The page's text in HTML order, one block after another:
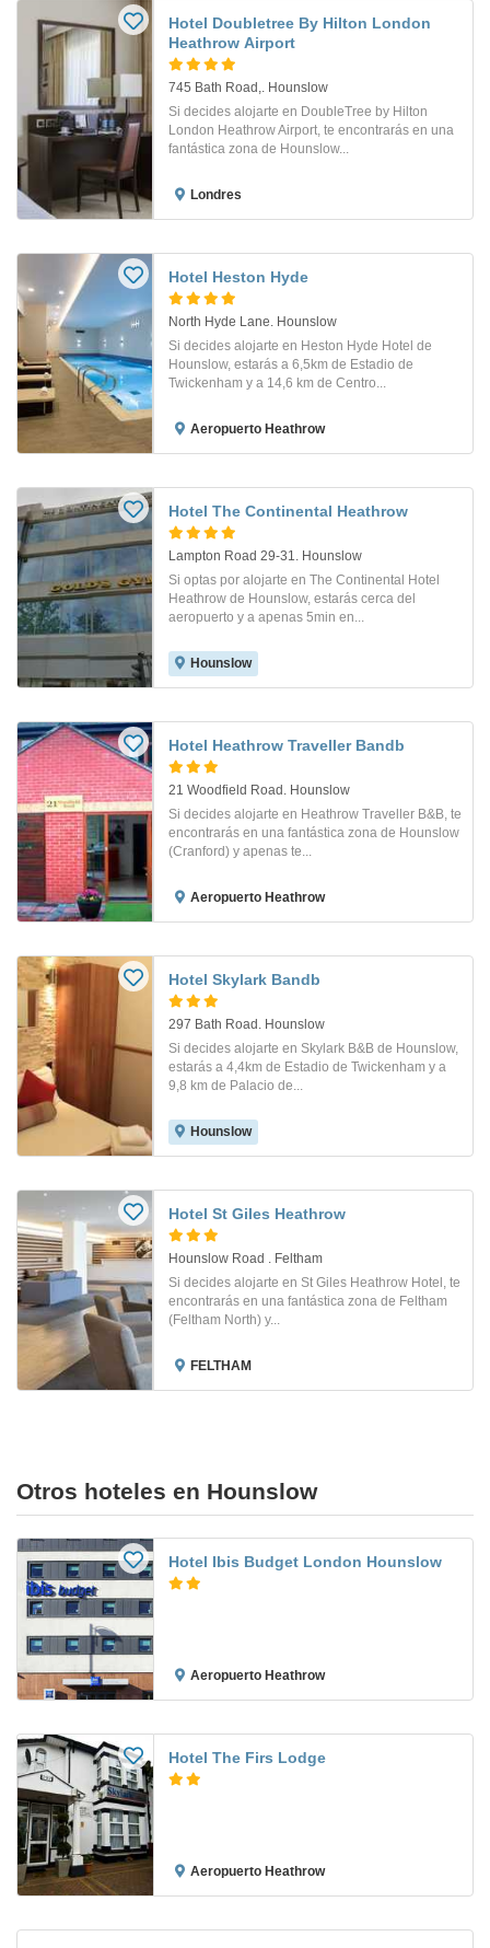
Hotel Doubletree By Hilton London
Heathrow Airport
745 Bath Road,. Hounslow
Si decides alojarte en DoubleTree by Hilton
London Heathrow Airport, te encontrarás en una
fantástica zona de Hounslow...
Londres
Hotel Heston Hyde
North Hyde Lane. Hounslow
Si decides alojarte en Heston Hyde Hotel de
Hounslow, estarás a 6,5km de Estadio de
Twickenham y a 14,6 km de Centro...
Aeropuerto Heathrow
Hotel The Continental Heathrow
Lampton Road 29-31. Hounslow
Si optas por alojarte en The Continental Hotel
Heathrow de Hounslow, estarás cerca del
aeropuerto y a apenas 5min en...
Hounslow
Hotel Heathrow Traveller Bandb
21 Woodfield Road. Hounslow
Si decides alojarte en Heathrow Traveller B&B, te
encontrarás en una fantástica zona de Hounslow
(Cranford) y apenas te...
Aeropuerto Heathrow
Hotel Skylark Bandb
297 Bath Road. Hounslow
Si decides alojarte en Skylark B&B de Hounslow,
estarás a 4,4km de Estadio de Twickenham y a
9,8 km de Palacio de...
Hounslow
Hotel St Giles Heathrow
Hounslow Road . Feltham
Si decides alojarte en St Giles Heathrow Hotel, te
encontrarás en una fantástica zona de Feltham
(Feltham North) y...
FELTHAM
Otros hoteles en Hounslow
Hotel Ibis Budget London Hounslow
Aeropuerto Heathrow
Hotel The Firs Lodge
Aeropuerto Heathrow